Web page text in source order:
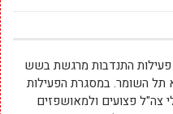
פעילות התנדבות מרגשת בשש
תל השומר. במסגרת הפעילות
צה"ל פצועים ולמאושפזים